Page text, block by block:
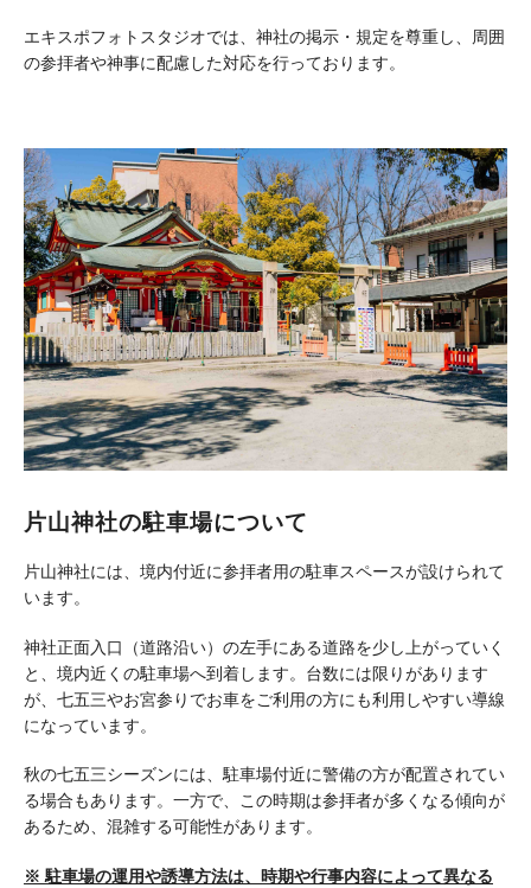
エキスポフォトスタジオでは、神社の掲示・規定を尊重し、周囲
の参拝者や神事に配慮した対応を行っております。
片山神社の駐車場について
片山神社には、境内付近に参拝者用の駐車スペースが設けられて
います。
神社正面入口（道路沿い）の左手にある道路を少し上がっていく
と、境内近くの駐車場へ到着します。台数には限りがあります
が、七五三やお宮参りでお車をご利用の方にも利用しやすい導線
になっています。
秋の七五三シーズンには、駐車場付近に警備の方が配置されてい
る場合もあります。一方で、この時期は参拝者が多くなる傾向が
あるため、混雑する可能性があります。
※ 駐車場の運用や誘導方法は、時期や行事内容によって異なる